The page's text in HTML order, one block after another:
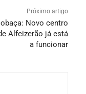
Próximo artigo
Novo centro
Alfeizerão já está
a funcionar